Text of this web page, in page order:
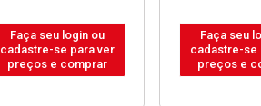
Faça seu login ou
cadastre-se para ver
preços e comprar
Faça seu
cadastre-se
preços e